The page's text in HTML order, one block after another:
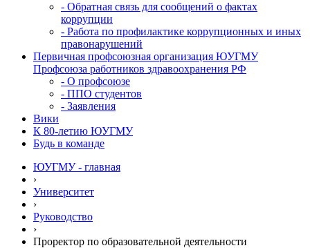
- Обратная связь для сообщений о фактах
коррупции
- Работа по профилактике коррупционных и иных
правонарушений
Первичная профсоюзная организация ЮУГМУ
Профсоюза работников здравоохранения РФ
- О профсоюзе
- ППО студентов
- Заявления
Вики
К 80-летию ЮУГМУ
Будь в команде
ЮУГМУ - главная
›
Университет
›
Руководство
›
Проректор по образовательной деятельности